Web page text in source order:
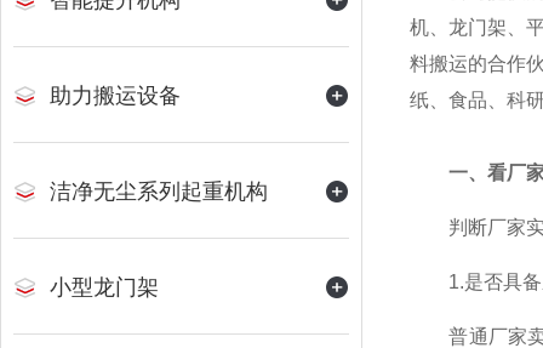
助力搬运设备
洁净无尘系列起重机构
小型龙门架
机、龙门架、
料搬运的合作
纸、食品、科
一、看厂
判断厂家实
1.是否具备
普通厂家卖